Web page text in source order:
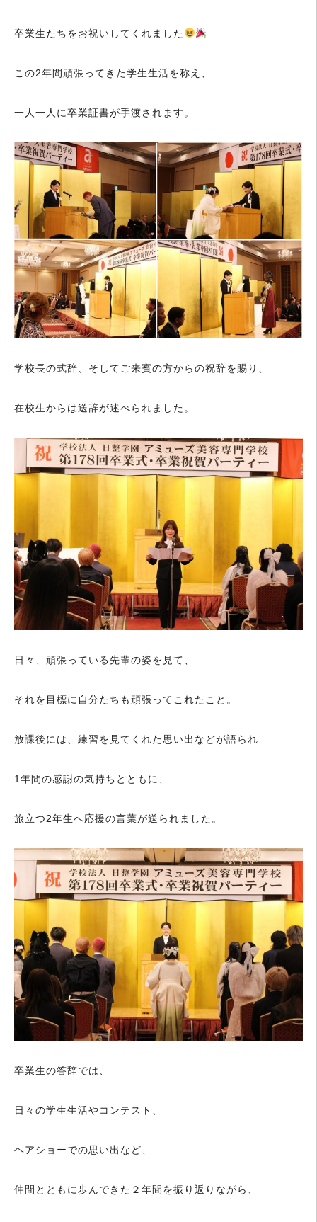
卒業生たちをお祝いしてくれました
この2年間頑張ってきた学生生活を称え、
一人一人に卒業証書が手渡されます。
学校長の式辞、そしてご来賓の方からの祝辞を賜り、
在校生からは送辞が述べられました。
日々、頑張っている先輩の姿を見て、
それを目標に自分たちも頑張ってこれたこと。
放課後には、練習を見てくれた思い出などが語られ
1年間の感謝の気持ちとともに、
旅立つ2年生へ応援の言葉が送られました。
卒業生の答辞では、
日々の学生生活やコンテスト、
ヘアショーでの思い出など、
仲間とともに歩んできた２年間を振り返りながら、